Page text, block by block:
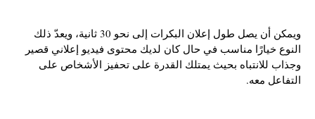
ويمكن أن يصل طول إعلان البكرات إلى نحو 30 ثانية، ويعدّ ذلك
النوع خيارًا مناسب في حال كان لديك محتوى فيديو إعلاني قصير
وجذاب للانتباه بحيث يمتلك القدرة على تحفيز الأشخاص على
التفاعل معه.